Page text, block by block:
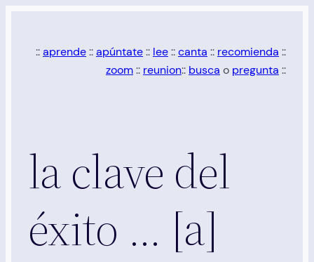
contenido
::aprende::apúntate:: lee::canta :: recomienda ::
zoom:: reunion:: busca o pregunta ::
la clave del
éxito … [a]